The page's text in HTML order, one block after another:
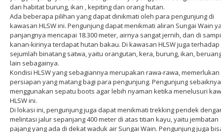
dan habitat burung, ikan , kepiting dan orang hutan.
Ada beberapa pilihan yang dapat dinikmati oleh para pengunjung di
kawasan HLSW ini. Pengunjung dapat menikmati aliran Sungai Wain
panjangnya mencapai 18.300 meter, airnya sangat jernih, dan di
kanan-kirinya terdapat hutan bakau. Di kawasan HLSW juga terhadap
sejumlah binatang satwa, yaitu orangutan, kera, burung, ikan,
lain sebagainya.
Kondisi HLSW yang sebagiannya merupakan rawa-rawa, memerlukan
persiapan yang matang bagi para pengunjung. Pengunjung sebaiknya
menggunakan sepatu boots agar lebih nyaman ketika menelusuri
HLSW ini.
Di lokasi ini, pengunjung juga dapat menikmati trekking pendek
melintasi jalur sepanjang 400 meter di atas titian kayu, yaitu jembatan
pajang yang ada di dekat waduk air Sungai Wain. Pengunjung juga